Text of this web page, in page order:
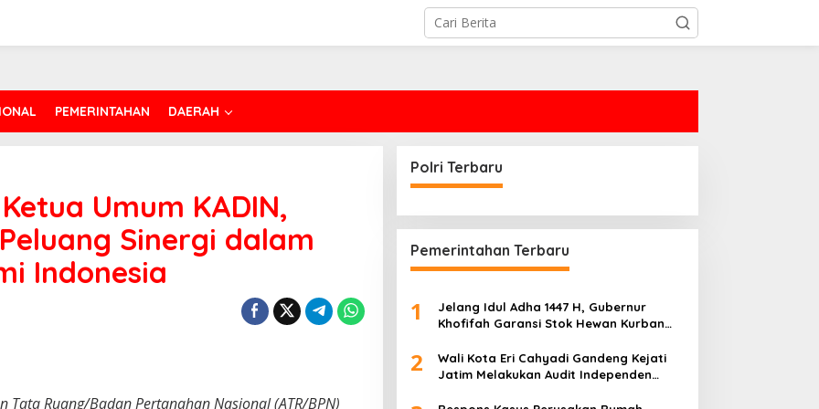
PEMERINTAHAN DAERAH
Umum KADIN,
Sinergi dalam
Indonesia
Tata Ruang/Badan Pertanahan Nasional (ATR/BPN)
Polri Terbaru
Pemerintahan Terbaru
1
Jelang Idul Adha 1447 H, Gubernur
Khofifah Garansi Stok Hewan Kurban
2
Wali Kota Eri Cahyadi Gandeng Kejati
Jatim Melakukan Audit Independen